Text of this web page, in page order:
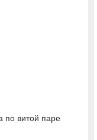
по витой паре